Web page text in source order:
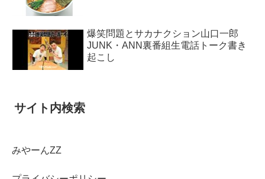
爆笑問題とサカナクション山口一郎
JUNK・ANN裏番組生電話トーク書き
起こし
サイト内検索
みやーんZZ